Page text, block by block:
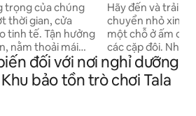
trọng của chúng
thời gian, cửa
tinh tế. Tận hưởng
nằm thoải mái
sofa lớn sang
yêu thích của
không giới
Hãy đến và trải
chuyển nhỏ xinh
một chỗ ở ấm
các cặp đôi. Nhà
các nhu yếu
những gì bạn cần
lãng mạn, hoặc
đối với nơi nghỉ dưỡng
bảo tồn trò chơi Tala